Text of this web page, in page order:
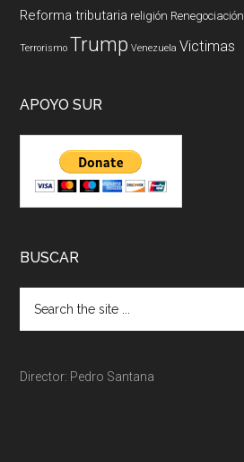
Reforma tributaria religión Renegociación
Terrorismo Trump Venezuela Victimas
APOYO SUR
BUSCAR
Director: Pedro Santana